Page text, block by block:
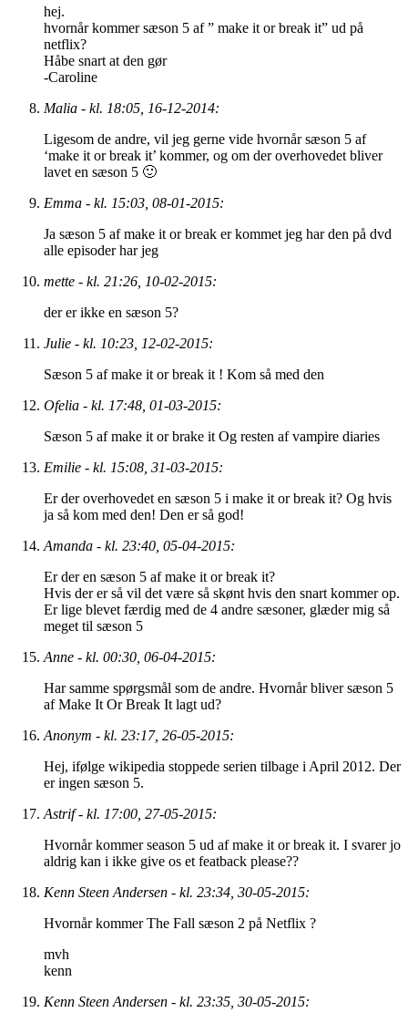
hej.
hvornår kommer sæson 5 af ” make it or break it” ud på
netflix?
Håbe snart at den gør
-Caroline
Malia - kl. 18:05, 16-12-2014:
Ligesom de andre, vil jeg gerne vide hvornår sæson 5 af
‘make it or break it’ kommer, og om der overhovedet bliver
lavet en sæson 5 🙂
Emma - kl. 15:03, 08-01-2015:
Ja sæson 5 af make it or break er kommet jeg har den på dvd
alle episoder har jeg
mette - kl. 21:26, 10-02-2015:
der er ikke en sæson 5?
Julie - kl. 10:23, 12-02-2015:
Sæson 5 af make it or break it ! Kom så med den
Ofelia - kl. 17:48, 01-03-2015:
Sæson 5 af make it or brake it Og resten af vampire diaries
Emilie - kl. 15:08, 31-03-2015:
Er der overhovedet en sæson 5 i make it or break it? Og hvis
ja så kom med den! Den er så god!
Amanda - kl. 23:40, 05-04-2015:
Er der en sæson 5 af make it or break it?
Hvis der er så vil det være så skønt hvis den snart kommer op.
Er lige blevet færdig med de 4 andre sæsoner, glæder mig så
meget til sæson 5
Anne - kl. 00:30, 06-04-2015:
Har samme spørgsmål som de andre. Hvornår bliver sæson 5
af Make It Or Break It lagt ud?
Anonym - kl. 23:17, 26-05-2015:
Hej, ifølge wikipedia stoppede serien tilbage i April 2012. Der
er ingen sæson 5.
Astrif - kl. 17:00, 27-05-2015:
Hvornår kommer season 5 ud af make it or break it. I svarer jo
aldrig kan i ikke give os et featback please??
Kenn Steen Andersen - kl. 23:34, 30-05-2015:
Hvornår kommer The Fall sæson 2 på Netflix ?
mvh
kenn
Kenn Steen Andersen - kl. 23:35, 30-05-2015: